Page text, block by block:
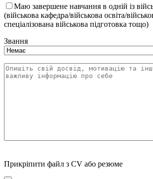
Маю завершене навчання в одній із
(військова кафедра/військова освіта/
спеціалізована військова підготовка тощо)
Звання
Прикріпити файл з CV або резюме